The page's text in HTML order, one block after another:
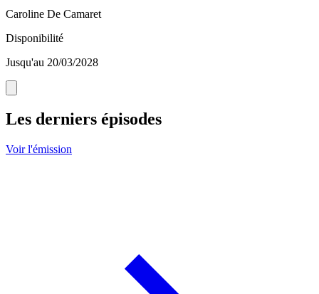
Caroline De Camaret
Disponibilité
Jusqu'au 20/03/2028
Les derniers épisodes
Voir l'émission